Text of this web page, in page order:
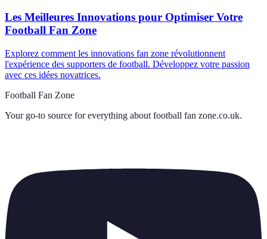
Les Meilleures Innovations pour Optimiser Votre
Football Fan Zone
Explorez comment les innovations fan zone révolutionnent
l'expérience des supporters de football. Développez votre passion
avec ces idées novatrices.
Football Fan Zone
Your go-to source for everything about football fan zone.co.uk.